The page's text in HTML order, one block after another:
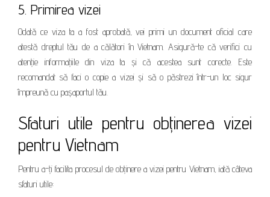
5. Primirea vizei
Odată ce viza ta a fost aprobată, vei primi un document oficial care
atestă dreptul tău de a călători în Vietnam. Asigură-te că verifici cu
atenție informațiile din viza ta și că acestea sunt corecte. Este
recomandat să faci o copie a vizei și să o păstrezi într-un loc sigur
împreună cu pașaportul tău.
Sfaturi utile pentru obținerea vizei
pentru Vietnam
Pentru a-ți facilita procesul de obținere a vizei pentru Vietnam, iată câteva
sfaturi utile: